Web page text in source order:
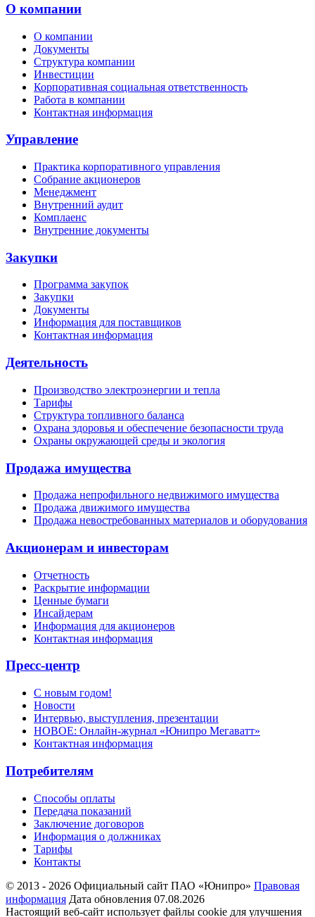
О компании
О компании
Документы
Структура компании
Инвестиции
Корпоративная социальная ответственность
Работа в компании
Контактная информация
Управление
Практика корпоративного управления
Собрание акционеров
Менеджмент
Внутренний аудит
Комплаенс
Внутренние документы
Закупки
Программа закупок
Закупки
Документы
Информация для поставщиков
Контактная информация
Деятельность
Производство электроэнергии и тепла
Тарифы
Структура топливного баланса
Охрана здоровья и обеспечение безопасности труда
Охраны окружающей среды и экология
Продажа имущества
Продажа непрофильного недвижимого имущества
Продажа движимого имущества
Продажа невостребованных материалов и оборудования
Акционерам и инвесторам
Отчетность
Раскрытие информации
Ценные бумаги
Инсайдерам
Информация для акционеров
Контактная информация
Пресс-центр
С новым годом!
Новости
Интервью, выступления, презентации
НОВОЕ: Онлайн-журнал «Юнипро Мегаватт»
Контактная информация
Потребителям
Способы оплаты
Передача показаний
Заключение договоров
Информация о должниках
Тарифы
Контакты
© 2013 - 2026 Официальный сайт ПАО «Юнипро» Правовая
информация Дата обновления 07.08.2026
Настоящий веб-сайт использует файлы cookie для улучшения